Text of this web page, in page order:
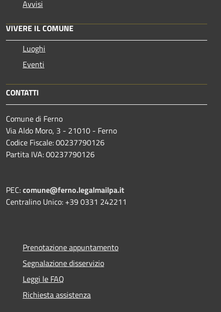
Avvisi
VIVERE IL COMUNE
Luoghi
Eventi
CONTATTI
Comune di Ferno
Via Aldo Moro, 3 - 21010 - Ferno
Codice Fiscale: 00237790126
Partita IVA: 00237790126
PEC:comune@ferno.legalmailpa.it
Centralino Unico: +39 0331 242211
Prenotazione appuntamento
Segnalazione disservizio
Leggi le FAQ
Richiesta assistenza